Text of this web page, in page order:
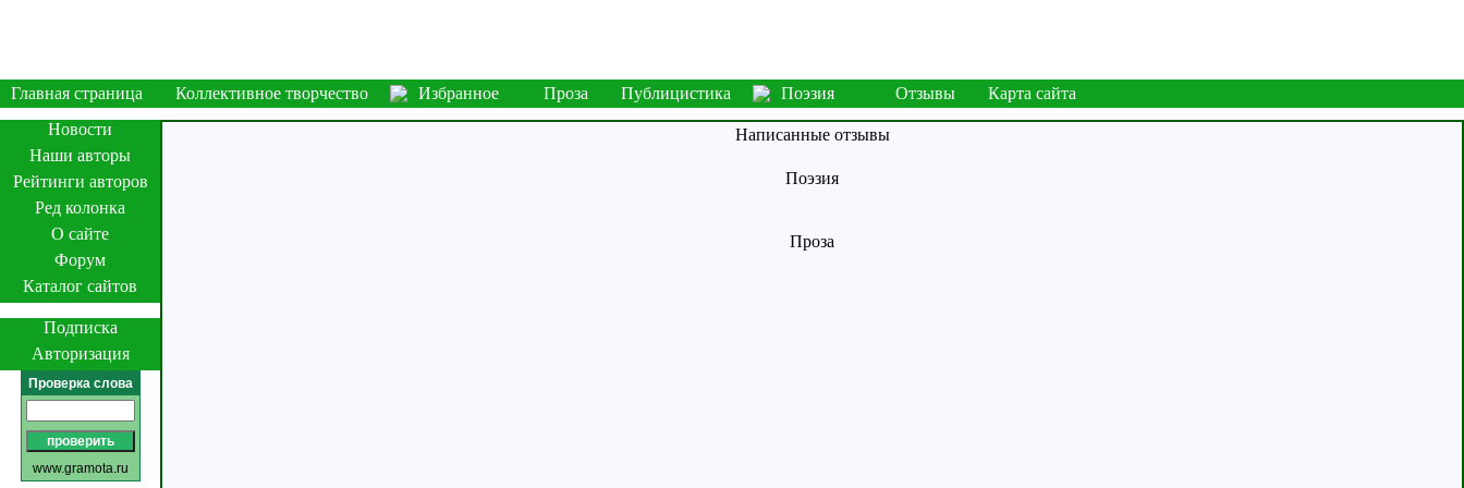
Главная страница Коллективное творчество Избранное Проза Публицистика Поэзия Отзывы
Карта сайта
Новости
Наши авторы
Рейтинги авторов
Ред колонка
О сайте
Форум
Каталог сайтов
Подписка
Авторизация
Проверка слова
www.gramota.ru
Написанные отзывы
Поэзия
Проза